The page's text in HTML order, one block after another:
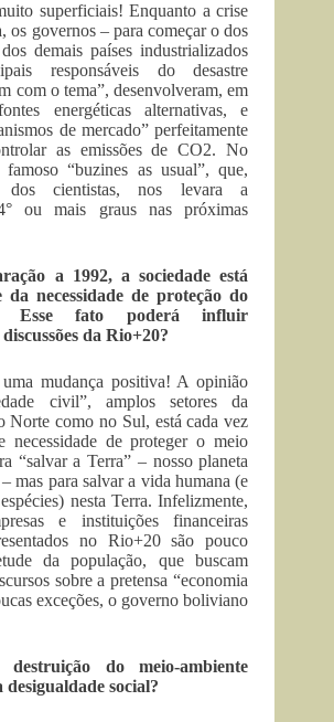
superficiais! Enquanto a crise
os governos – para começar o dos
demais países industrializados
responsáveis do desastre
com o tema”, desenvolveram, em
energéticas alternativas, e
de mercado” perfeitamente
as emissões de CO2. No
“buzines as usual”, que,
dos cientistas, nos levara a
ou mais graus nas próximas
a 1992, a sociedade está
da necessidade de proteção do
Esse fato poderá influir
da Rio+20?
mudança positiva! A opinião
civil”, amplos setores da
Norte como no Sul, está cada vez
necessidade de proteger o meio
“salvar a Terra” – nosso planeta
mas para salvar a vida humana (e
nesta Terra. Infelizmente,
e instituições financeiras
no Rio+20 são pouco
da população, que buscam
sobre a pretensa “economia
exceções, o governo boliviano
do meio-ambiente
desigualdade social?